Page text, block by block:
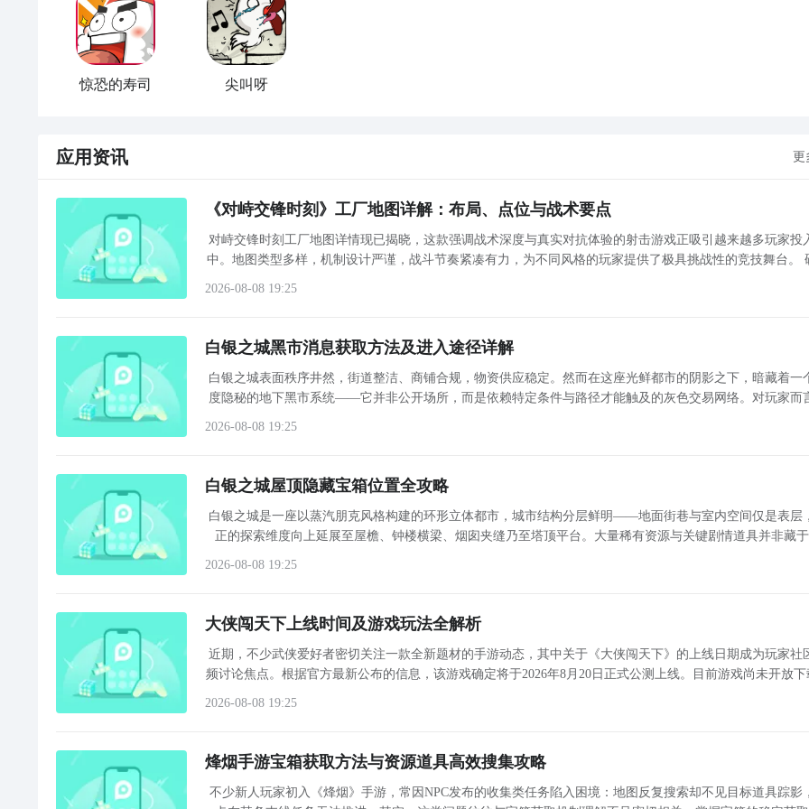
惊恐的寿司 尖叫呀
应用资讯 更
《对峙交锋时刻》工厂地图详解：布局、点位与战术要点
对峙交锋时刻工厂地图详情现已揭晓，这款强调战术深度与真实对抗体验的射击游戏正吸引越来越多玩家投
中。地图类型多样，机制设计严谨，战斗节奏紧凑有力，为不同风格的玩家提供了极具挑战性的竞技舞台。
2026-08-08 19:25
白银之城黑市消息获取方法及进入途径详解
白银之城表面秩序井然，街道整洁、商铺合规，物资供应稳定。然而在这座光鲜都市的阴影之下，暗藏着一
度隐秘的地下黑市系统——它并非公开场所，而是依赖特定条件与路径才能触及的灰色交易网络。对玩家而
2026-08-08 19:25
白银之城屋顶隐藏宝箱位置全攻略
白银之城是一座以蒸汽朋克风格构建的环形立体都市，城市结构分层鲜明——地面街巷与室内空间仅是表层
正的探索维度向上延展至屋檐、钟楼横梁、烟囱夹缝乃至塔顶平台。大量稀有资源与关键剧情道具并非藏
2026-08-08 19:25
大侠闯天下上线时间及游戏玩法全解析
近期，不少武侠爱好者密切关注一款全新题材的手游动态，其中关于《大侠闯天下》的上线日期成为玩家社
频讨论焦点。根据官方最新公布的信息，该游戏确定将于2026年8月20日正式公测上线。目前游戏尚未开放下
2026-08-08 19:25
烽烟手游宝箱获取方法与资源道具高效搜集攻略
不少新人玩家初入《烽烟》手游，常因NPC发布的收集类任务陷入困境：地图反复搜索却不见目标道具踪影